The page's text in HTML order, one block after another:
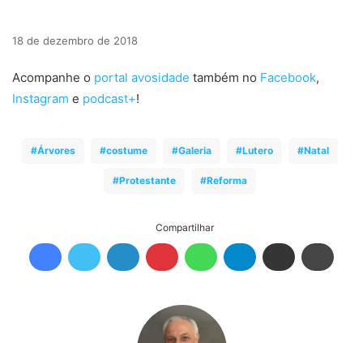
18 de dezembro de 2018
Acompanhe o portal avosidade também no Facebook,
Instagram e podcast+!
Árvores costume Galeria Lutero Natal
Protestante Reforma
Compartilhar